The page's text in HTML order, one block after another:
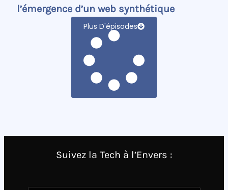
l’émergence d’un web synthétique
Plus D'épisodes
Suivez la Tech à l’Envers :